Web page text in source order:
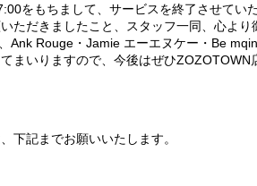
をもちまして、サービスを終了させてい
ただきましたこと、スタッフ一同、心より
Ank Rouge・Jamie エーエヌケー・Be
まいりますので、今後はぜひZOZOTOWN
下記までお願いいたします。